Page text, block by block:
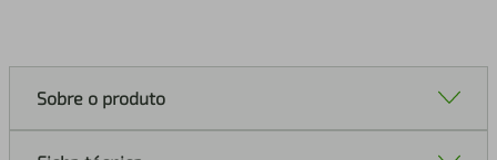
Sobre o produto